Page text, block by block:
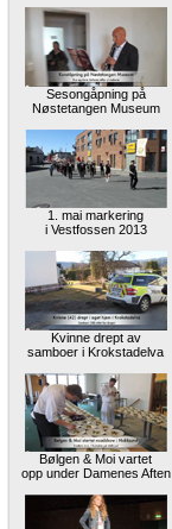
Sesongåpning på
Nøstetangen Museum
1. mai markering
i Vestfossen 2013
Kvinne drept av
samboer i Krokstadelva
Bølgen & Moi vartet
opp under Damenes Aften